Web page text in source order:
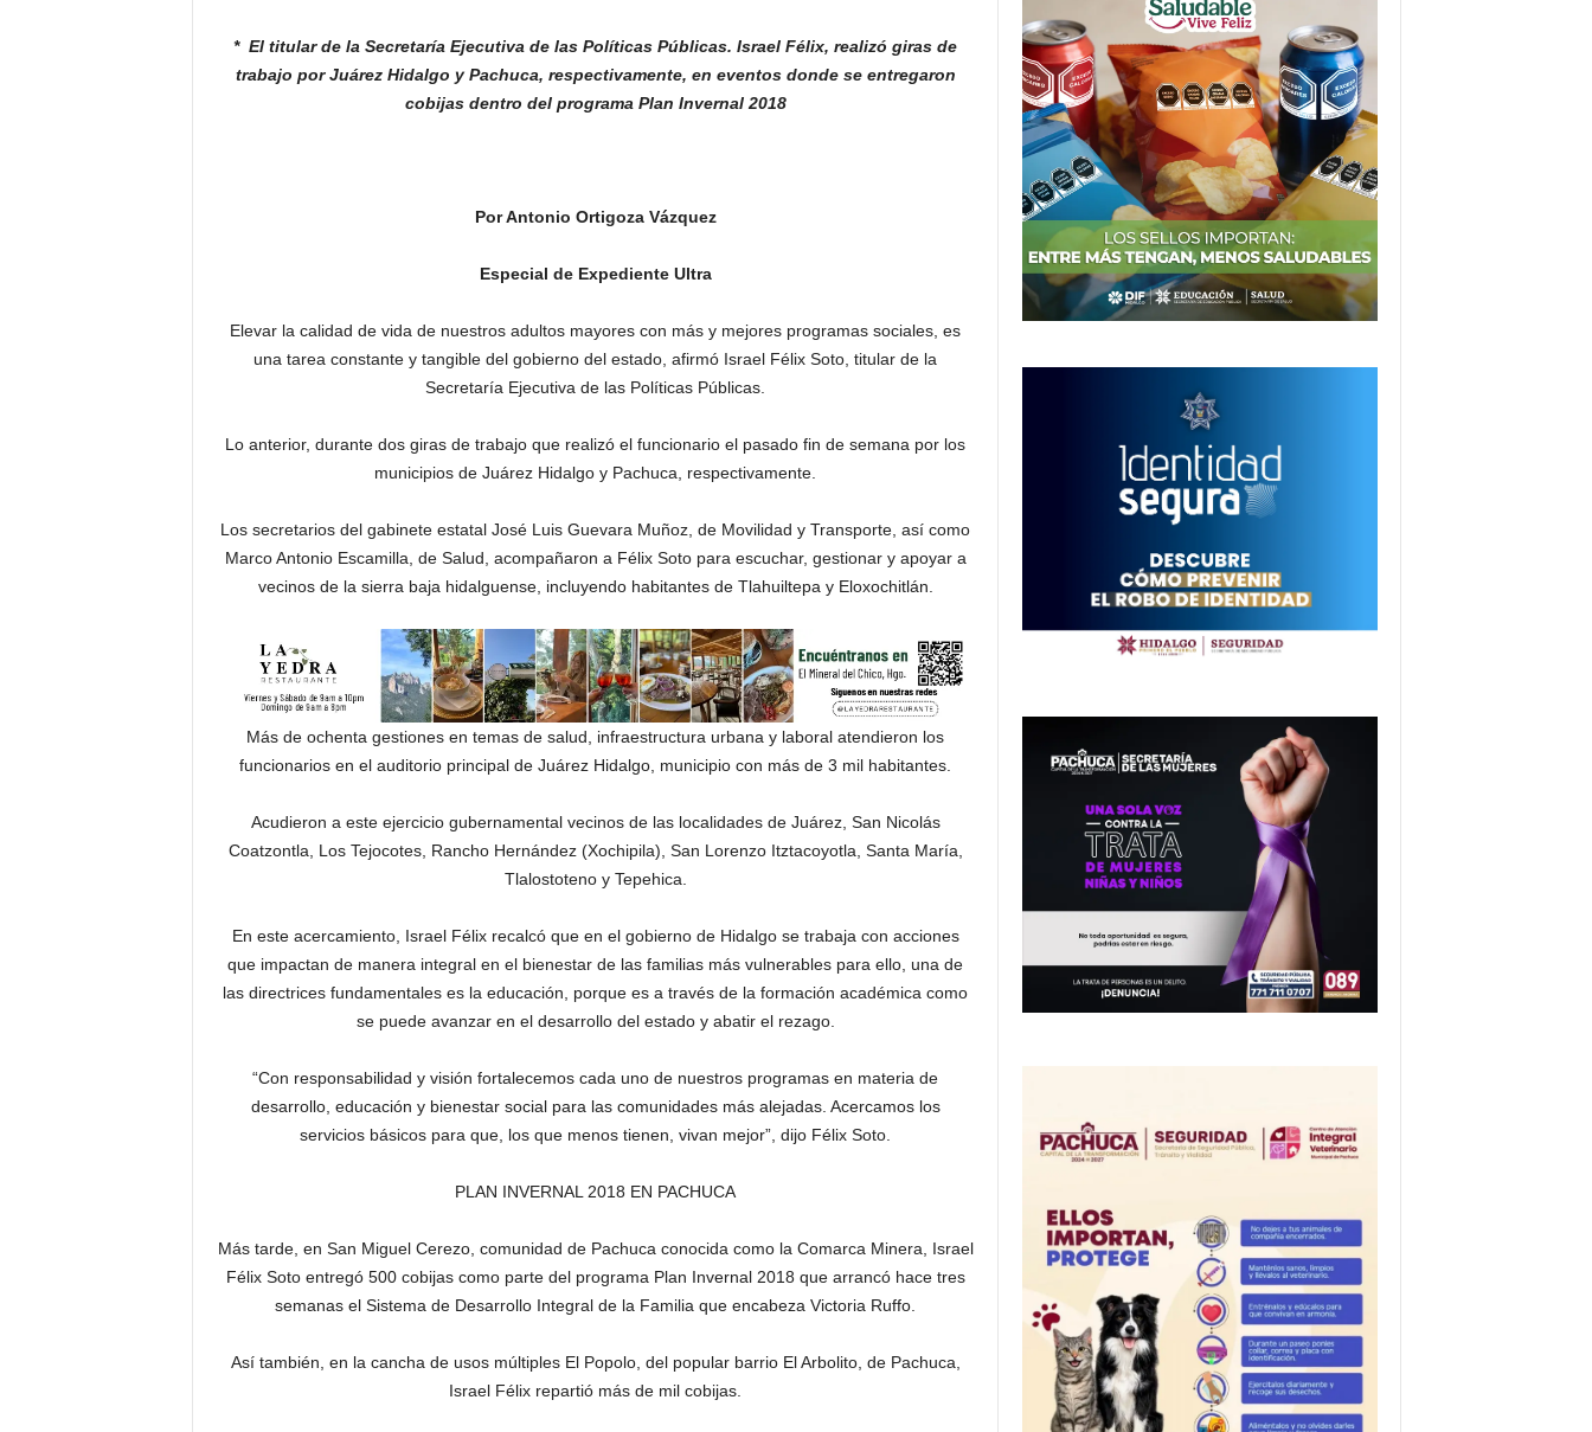
* El titular de la Secretaría Ejecutiva de las Políticas Públicas. Israel Félix, realizó giras de
trabajo por Juárez Hidalgo y Pachuca, respectivamente, en eventos donde se entregaron
cobijas dentro del programa Plan Invernal 2018
Por Antonio Ortigoza Vázquez
Especial de Expediente Ultra
Elevar la calidad de vida de nuestros adultos mayores con más y mejores programas sociales, es
una tarea constante y tangible del gobierno del estado, afirmó Israel Félix Soto, titular de la
Secretaría Ejecutiva de las Políticas Públicas.
Lo anterior, durante dos giras de trabajo que realizó el funcionario el pasado fin de semana por los
municipios de Juárez Hidalgo y Pachuca, respectivamente.
Los secretarios del gabinete estatal José Luis Guevara Muñoz, de Movilidad y Transporte, así como
Marco Antonio Escamilla, de Salud, acompañaron a Félix Soto para escuchar, gestionar y apoyar a
vecinos de la sierra baja hidalguense, incluyendo habitantes de Tlahuiltepa y Eloxochitlán.
Más de ochenta gestiones en temas de salud, infraestructura urbana y laboral atendieron los
funcionarios en el auditorio principal de Juárez Hidalgo, municipio con más de 3 mil habitantes.
Acudieron a este ejercicio gubernamental vecinos de las localidades de Juárez, San Nicolás
Coatzontla, Los Tejocotes, Rancho Hernández (Xochipila), San Lorenzo Itztacoyotla, Santa María,
Tlalostoteno y Tepehica.
En este acercamiento, Israel Félix recalcó que en el gobierno de Hidalgo se trabaja con acciones
que impactan de manera integral en el bienestar de las familias más vulnerables para ello, una de
las directrices fundamentales es la educación, porque es a través de la formación académica como
se puede avanzar en el desarrollo del estado y abatir el rezago.
“Con responsabilidad y visión fortalecemos cada uno de nuestros programas en materia de
desarrollo, educación y bienestar social para las comunidades más alejadas. Acercamos los
servicios básicos para que, los que menos tienen, vivan mejor”, dijo Félix Soto.
PLAN INVERNAL 2018 EN PACHUCA
Más tarde, en San Miguel Cerezo, comunidad de Pachuca conocida como la Comarca Minera, Israel
Félix Soto entregó 500 cobijas como parte del programa Plan Invernal 2018 que arrancó hace tres
semanas el Sistema de Desarrollo Integral de la Familia que encabeza Victoria Ruffo.
Así también, en la cancha de usos múltiples El Popolo, del popular barrio El Arbolito, de Pachuca,
Israel Félix repartió más de mil cobijas.